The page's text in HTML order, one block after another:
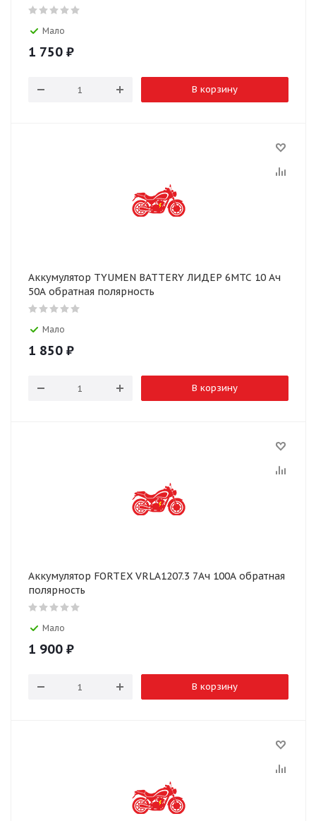
Мало
1 750 ₽
В корзину
Аккумулятор TYUMEN BATTERY ЛИДЕР 6МТС 10 Ач
50А обратная полярность
Мало
1 850 ₽
В корзину
Аккумулятор FORTEX VRLA1207.3 7Ач 100А обратная
полярность
Мало
1 900 ₽
В корзину